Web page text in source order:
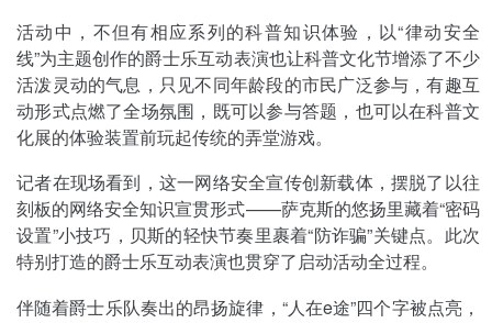
活动中，不但有相应系列的科普知识体验，以“律动安全
线”为主题创作的爵士乐互动表演也让科普文化节增添了不少
活泼灵动的气息，只见不同年龄段的市民广泛参与，有趣互
动形式点燃了全场氛围，既可以参与答题，也可以在科普文
化展的体验装置前玩起传统的弄堂游戏。
记者在现场看到，这一网络安全宣传创新载体，摆脱了以往
刻板的网络安全知识宣贯形式——萨克斯的悠扬里藏着“密码
设置”小技巧，贝斯的轻快节奏里裹着“防诈骗”关键点。此次
特别打造的爵士乐互动表演也贯穿了启动活动全过程。
伴随着爵士乐队奏出的昂扬旋律，“人在e途”四个字被点亮，